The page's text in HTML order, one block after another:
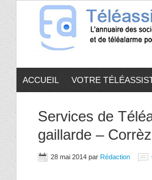
ACCUEIL VOTRE
Services de
gaillarde –
28 mai 2014 par Rédaction